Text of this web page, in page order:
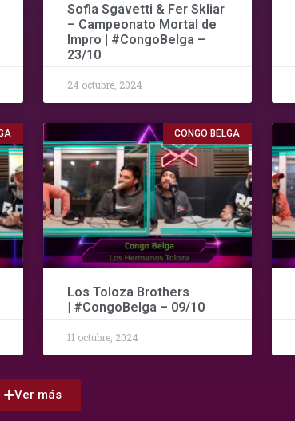
Sofia Sgavetti & Fer Skliar
– Campeonato Mortal de
Impro | #CongoBelga –
23/10
24 octubre, 2024
CONGO BELGA
Los Toloza Brothers
| #CongoBelga – 09/10
11 octubre, 2024
Ver más